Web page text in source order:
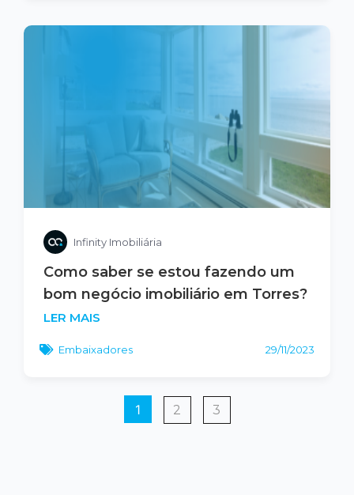
Infinity Imobiliária
Como saber se estou fazendo um
bom negócio imobiliário em Torres?
LER MAIS
Embaixadores 29/11/2023
1 2 3